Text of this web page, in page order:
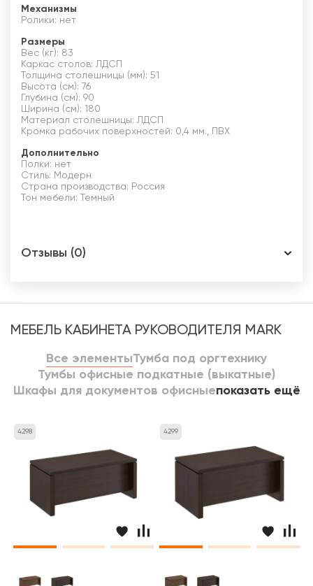
Механизмы
Ролики: нет
Размеры
Вес (кг): 83
Каркас столов: ЛДСП
Толщина столешницы (мм): 51
Высота (см): 76
Глубина (см): 90
Ширина (см): 180
Материал столешницы: ЛДСП
Кромка рабочих поверхностей: 0,4 мм., ПВХ
Дополнительно
Полки: нет
Стиль: Модерн
Страна производства: Россия
Тон мебели: Темный
Отзывы (0)
МЕБЕЛЬ КАБИНЕТА РУКОВОДИТЕЛЯ MARK
Все элементыТумба под оргтехнику
Тумбы офисные подкатные (выкатные)
Шкафы для документов офисныепоказать ещё
4298 4299